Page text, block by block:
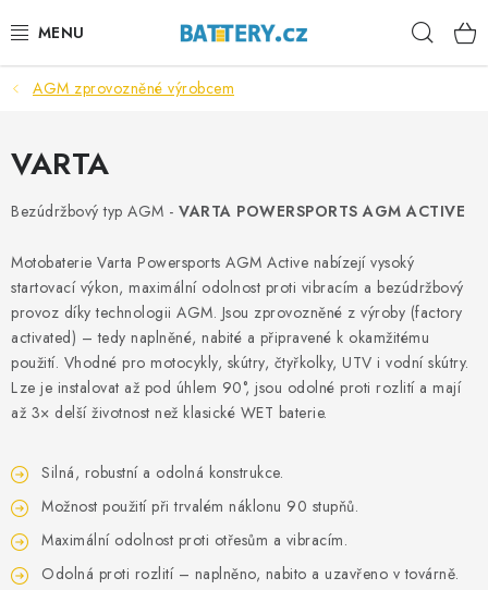
na
VÝHODNÉ SETY
SLUŽBY
AUTOBATERIE
MOTOBATERIE
TRAKČNÍ BATERIE
STANIČNÍ BATERIE
LITHIOVÉ BATERIE
AGM zprovozněné výrobcem
VARTA
Bezúdržbový typ AGM - VARTA POWERSPORTS AGM ACTIVE
Motobaterie Varta Powersports AGM Active nabízejí vysoký
startovací výkon, maximální odolnost proti vibracím a bezúdržbový
provoz díky technologii AGM. Jsou zprovozněné z výroby (factory
activated) – tedy naplněné, nabité a připravené k okamžitému
použití. Vhodné pro motocykly, skútry, čtyřkolky, UTV i vodní skútry.
Lze je instalovat až pod úhlem 90°, jsou odolné proti rozlití a mají
až 3× delší životnost než klasické WET baterie.
Silná, robustní a odolná konstrukce.
Možnost použití při trvalém náklonu 90 stupňů.
Maximální odolnost proti otřesům a vibracím.
Odolná proti rozlití – naplněno, nabito a uzavřeno v továrně.